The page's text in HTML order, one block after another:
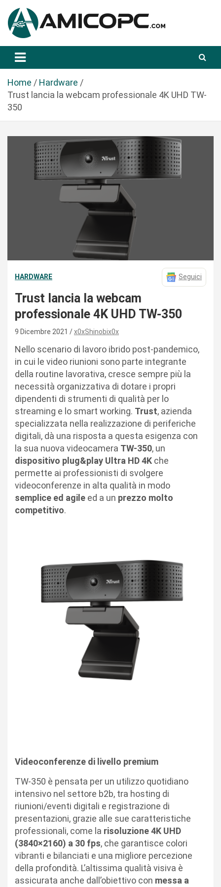
a
Amicopc.com
Home
Hardware
Trust lancia la webcam professionale 4K UHD TW-
350
HARDWARE Seguici
Trust lancia la webcam
professionale 4K UHD TW-350
9 Dicembre 2021 x0xShinobix0x
Nello scenario di lavoro ibrido post-pandemico,
in cui le video riunioni sono parte integrante
della routine lavorativa, cresce sempre più la
necessità organizzativa di dotare i propri
dipendenti di strumenti di qualità per lo
streaming e lo smart working. Trust, azienda
specializzata nella realizzazione di periferiche
digitali, dà una risposta a questa esigenza con
la sua nuova videocamera TW-350, un
dispositivo plug&play Ultra HD 4K che
permette ai professionisti di svolgere
videoconferenze in alta qualità in modo
semplice ed agile ed a un prezzo molto
competitivo.
Videoconferenze di livello premium
TW-350 è pensata per un utilizzo quotidiano
intensivo nel settore b2b, tra hosting di
riunioni/eventi digitali e registrazione di
presentazioni, grazie alle sue caratteristiche
professionali, come la risoluzione 4K UHD
(3840×2160) a 30 fps, che garantisce colori
vibranti e bilanciati e una migliore percezione
della profondità. L’altissima qualità visiva è
assicurata anche dall’obiettivo con messa a